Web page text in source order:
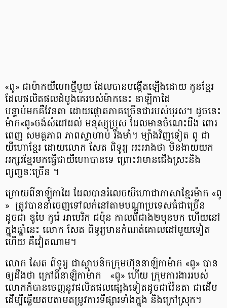
«​ពូ​» ជាម៉ាកយីហោថ្មីមួយ ដែលបានបង្កើតឡើងដោយ កូនខ្មែរ
ដែលផលិតផលដំបូងគេរបស់ម៉ាកនេះ​ នាឡិកាដៃ
បន្ទាប់មកគឺវែនតា ដោយផ្តោតភាគច្រើនជារបស់បុរស។ ដូចនេះ
ម៉ាក«ពូ»ចង់សំដៅដល់ មនុស្សប្រុស ដែលមានចំណេះដឹង ពោរ
ពេញ សមត្ថភាព ភាពស្វាហាប់ រឹងមាំ។ ម្យ៉ាង​វិញទៀត​ ពូ ជា
យីហោខ្មែរ ដោយលោក សែត ពិទូរ្យ អះអាងថា មិនងាយយក
អក្សរខ្មែរមកធ្វើជាយីហោបានទេ ព្រោះវាមានជើងស្រះនិង
ព្យញ្ជនៈច្រើន ។
ក្រោយពី​នាឡិកាដៃ​ ដែលបាន​​រំលេច​​យីហោ​ ​ជា​​ភាសា​ខ្មែរ​​ម៉ាក «​ពូ​
» ​ត្រូវ​បាន​​នាំចេញ​ទៅលក់​នៅតាម​បណ្តា​ប្រទេស​ធំជាច្រើន​
ដូចជា ឌូបៃ​ កូរ៉េ អាមេរិក ជប៉ុន កាលពីជាង២មុនមក ហើយ​នៅ
ក្នុងឆ្នាំនេះ ​លោក សែត ពិទូរ្យមាន​កំណត់​គោលដៅ​មួយទៀត​
ហើយ គឺវៀតណាម។
លោក សែត ពិទូរ្យ ជា​ស្ថាបនិក​​ក្រុមហ៊ុន​​នាឡិកា​ម៉ាក «​ពូ​» បាន​
ឲ្យ​ដឹងថា ក្រៅពីនាឡិកា​ម៉ាក «​ពូ​» ហើយ ក្រុមការងារ​របស់​
លោក​ក៏បាន​ចេញ​​នូវ​​ផលិតផល​ផ្សេងទៀត ​ដូចជាវ៉ែនតា ជាដើម
ដើម្បី​ឆ្លើយតប​​តាម​​តម្រូវការ​​ទីផ្សារ​​ទាំង​ក្នុង និង​ក្រៅ​ស្រុក​។